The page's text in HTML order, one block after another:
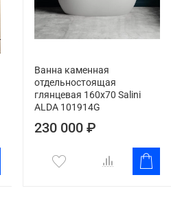
Ванна каменная
отдельностоящая
глянцевая 160х70 Salini
ALDA 101914G
230 000 ₽